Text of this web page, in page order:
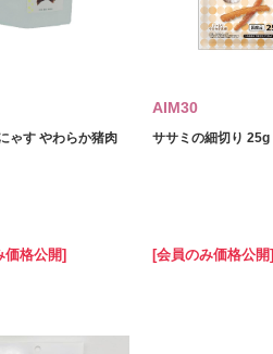
ゃす やわらか猪肉
価格公開]
AIM30
ササミの細切り 25g
[会員のみ価格公開]